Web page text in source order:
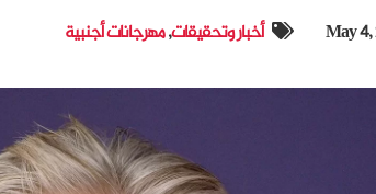
أخبار وتحقيقات,مهرجانات أجنبية